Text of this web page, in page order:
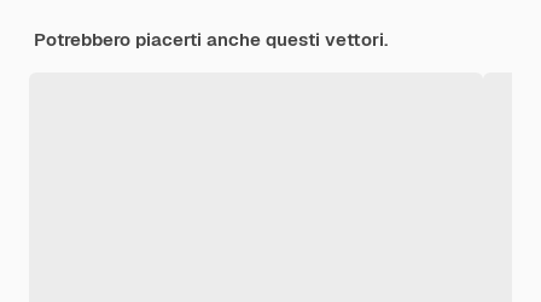
Potrebbero piacerti anche questi vettori.